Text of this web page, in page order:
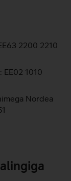
2200 2210
EE02 1010
Nordea